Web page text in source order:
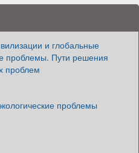
и глобальные
проблемы. Пути решения
проблем
проблемы